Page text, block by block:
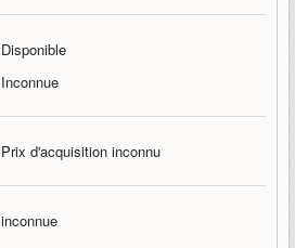
Disponible
Inconnue
Prix d'acquisition inconnu
inconnue